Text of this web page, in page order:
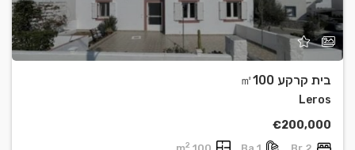
בית קרקע ㎡100
Leros
€200,000
2